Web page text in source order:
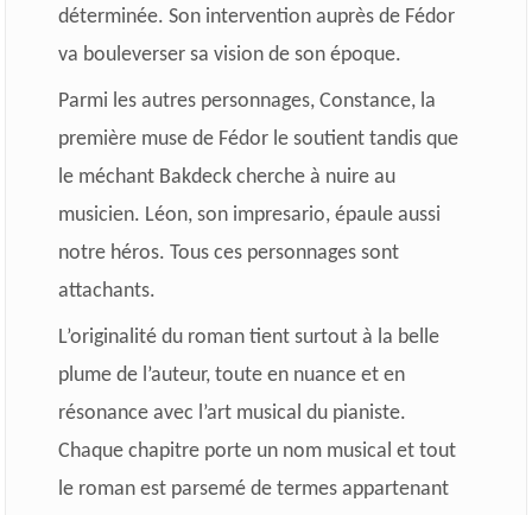
déterminée. Son intervention auprès de Fédor
va bouleverser sa vision de son époque.
Parmi les autres personnages, Constance, la
première muse de Fédor le soutient tandis que
le méchant Bakdeck cherche à nuire au
musicien. Léon, son impresario, épaule aussi
notre héros. Tous ces personnages sont
attachants.
L’originalité du roman tient surtout à la belle
plume de l’auteur, toute en nuance et en
résonance avec l’art musical du pianiste.
Chaque chapitre porte un nom musical et tout
le roman est parsemé de termes appartenant